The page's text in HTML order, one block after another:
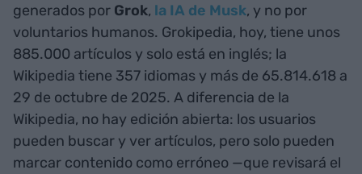
generados por Grok, la IA de Musk, y no por
voluntarios humanos. Grokipedia, hoy, tiene unos
885.000 artículos y solo está en inglés; la
Wikipedia tiene 357 idiomas y más de 65.814.618 a
29 de octubre de 2025. A diferencia de la
Wikipedia, no hay edición abierta: los usuarios
pueden buscar y ver artículos, pero solo pueden
marcar contenido como erróneo —que revisará el